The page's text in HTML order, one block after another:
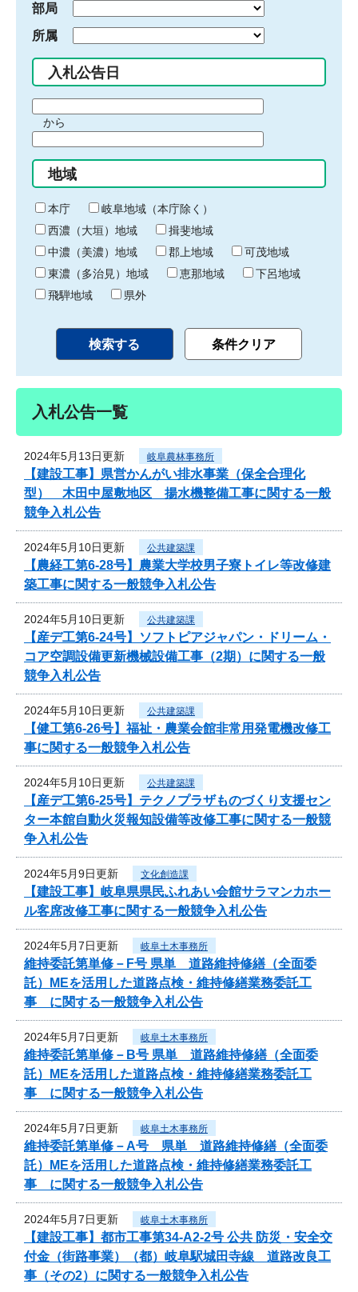
部局
所属
入札公告日
間
始
り
から
間
終
わ
り
地域
本庁
岐阜地域（本庁除く）
西濃（大垣）地域
揖斐地域
中濃（美濃）地域
郡上地域
可茂地域
東濃（多治見）地域
恵那地域
下呂地域
飛騨地域
県外
入札公告一覧
2024年5月13日更新 岐阜農林事務所
【建設工事】県営かんがい排水事業（保全合理化
型） 木田中屋敷地区 揚水機整備工事に関する一般
競争入札公告
2024年5月10日更新 公共建築課
【農経工第6-28号】農業大学校男子寮トイレ等改修建
築工事に関する一般競争入札公告
2024年5月10日更新 公共建築課
【産デ工第6-24号】ソフトピアジャパン・ドリーム・
コア空調設備更新機械設備工事（2期）に関する一般
競争入札公告
2024年5月10日更新 公共建築課
【健工第6-26号】福祉・農業会館非常用発電機改修工
事に関する一般競争入札公告
2024年5月10日更新 公共建築課
【産デ工第6-25号】テクノプラザものづくり支援セン
ター本館自動火災報知設備等改修工事に関する一般競
争入札公告
2024年5月9日更新 文化創造課
【建設工事】岐阜県県民ふれあい会館サラマンカホー
ル客席改修工事に関する一般競争入札公告
2024年5月7日更新 岐阜土木事務所
維持委託第単修－F号 県単 道路維持修繕（全面委
託）MEを活用した道路点検・維持修繕業務委託工
事 に関する一般競争入札公告
2024年5月7日更新 岐阜土木事務所
維持委託第単修－B号 県単 道路維持修繕（全面委
託）MEを活用した道路点検・維持修繕業務委託工
事 に関する一般競争入札公告
2024年5月7日更新 岐阜土木事務所
維持委託第単修－A号 県単 道路維持修繕（全面委
託）MEを活用した道路点検・維持修繕業務委託工
事 に関する一般競争入札公告
2024年5月7日更新 岐阜土木事務所
【建設工事】都市工事第34-A2-2号 公共 防災・安全交
付金（街路事業）（都）岐阜駅城田寺線 道路改良工
事（その2）に関する一般競争入札公告